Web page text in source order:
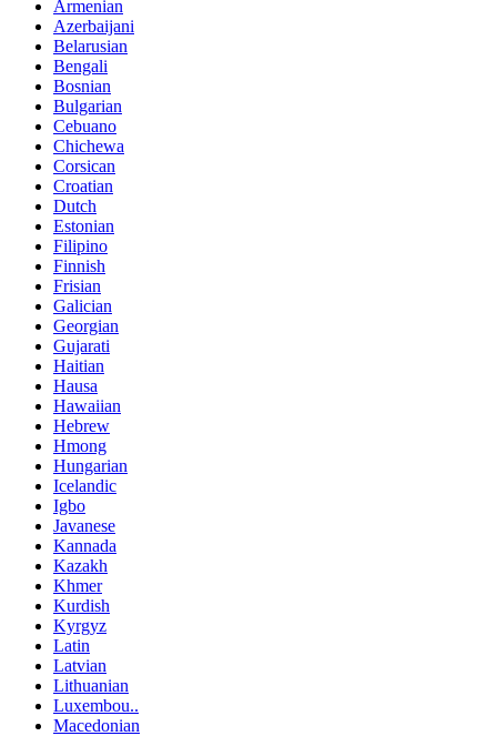
Armenian
Azerbaijani
Belarusian
Bengali
Bosnian
Bulgarian
Cebuano
Chichewa
Corsican
Croatian
Dutch
Estonian
Filipino
Finnish
Frisian
Galician
Georgian
Gujarati
Haitian
Hausa
Hawaiian
Hebrew
Hmong
Hungarian
Icelandic
Igbo
Javanese
Kannada
Kazakh
Khmer
Kurdish
Kyrgyz
Latin
Latvian
Lithuanian
Luxembou..
Macedonian